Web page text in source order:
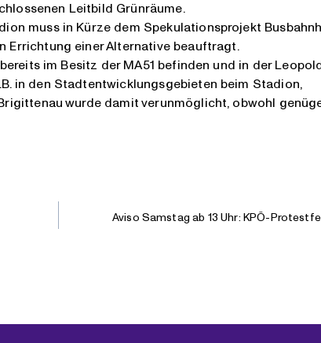
Leitbild Grünräume.
muss in Kürze dem Spekulationsprojekt
Errichtung einer Alternative beauftragt.
im Besitz der MA51 befinden und in der
in den Stadtentwicklungsgebieten beim Stadion,
wurde damit verunmöglicht, obwohl
​​​​Aviso Samstag ab 13 Uhr: KPÖ-